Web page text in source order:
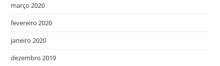
março 2020
fevereiro 2020
janeiro 2020
dezembro 2019